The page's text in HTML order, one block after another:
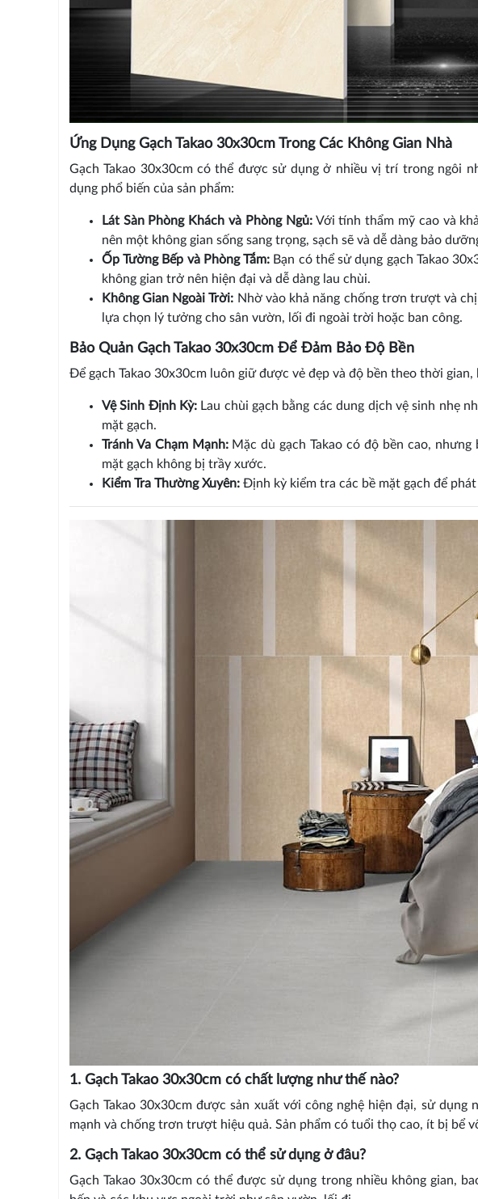
Ứng Dụng Gạch Takao 30x30cm Trong Các Không Gian Nhà
Gạch Takao 30x30cm có thể được sử dụng ở nhiều vị trí trong ngôi
dụng phổ biến của sản phẩm:
Lát Sàn Phòng Khách và Phòng Ngủ:Với tính thẩm mỹ cao và
nên một không gian sống sang trọng, sạch sẽ và dễ dàng bảo
Ốp Tường Bếp và Phòng Tắm: Bạn có thể sử dụng gạch Takao
không gian trở nên hiện đại và dễ dàng lau chùi.
Không Gian Ngoài Trời: Nhờ vào khả năng chống trơn trượt và
lựa chọn lý tưởng cho sân vườn, lối đi ngoài trời hoặc ban công.
Bảo Quản Gạch Takao 30x30cm Để Đảm Bảo Độ Bền
Để gạch Takao 30x30cm luôn giữ được vẻ đẹp và độ bền theo thời
Vệ Sinh Định Kỳ:Lau chùi gạch bằng các dung dịch vệ sinh nhẹ
mặt gạch.
Tránh Va Chạm Mạnh:Mặc dù gạch Takao có độ bền cao, nhưng
mặt gạch không bị trầy xước.
Kiểm Tra Thường Xuyên:Định kỳ kiểm tra các bề mặt gạch để
1. Gạch Takao 30x30cm có chất lượng như thế nào?
Gạch Takao 30x30cm được sản xuất với công nghệ hiện đại, sử
mạnh và chống trơn trượt hiệu quả. Sản phẩm có tuổi thọ cao, ít bị bể
2. Gạch Takao 30x30cm có thể sử dụng ở đâu?
Gạch Takao 30x30cm có thể được sử dụng trong nhiều không gian,